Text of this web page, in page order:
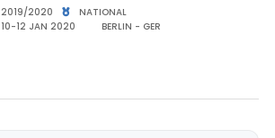
2019/2020
NATIONAL
10-12 JAN 2020
BERLIN - GER